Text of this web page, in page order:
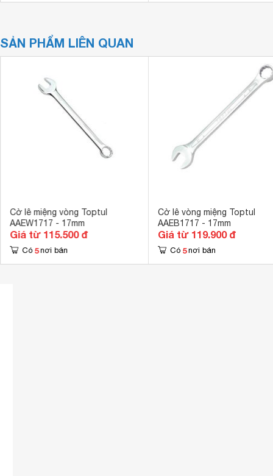
SẢN PHẨM LIÊN QUAN
Cờ lê miệng vòng Toptul
AAEW1717 - 17mm
Giá từ 115.500 đ
Có 5 nơi bán
Cờ lê vòng miệng Toptul
AAEB1717 - 17mm
Giá từ 119.900 đ
Có 5 nơi bán